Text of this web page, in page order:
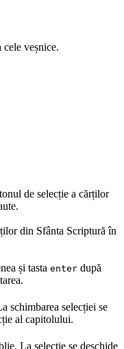
veșnice.
de selecție a cărților
din Sfânta Scriptură în
și tasta enter după
schimbarea selecției se
al capitolului.
La selecție se deschide